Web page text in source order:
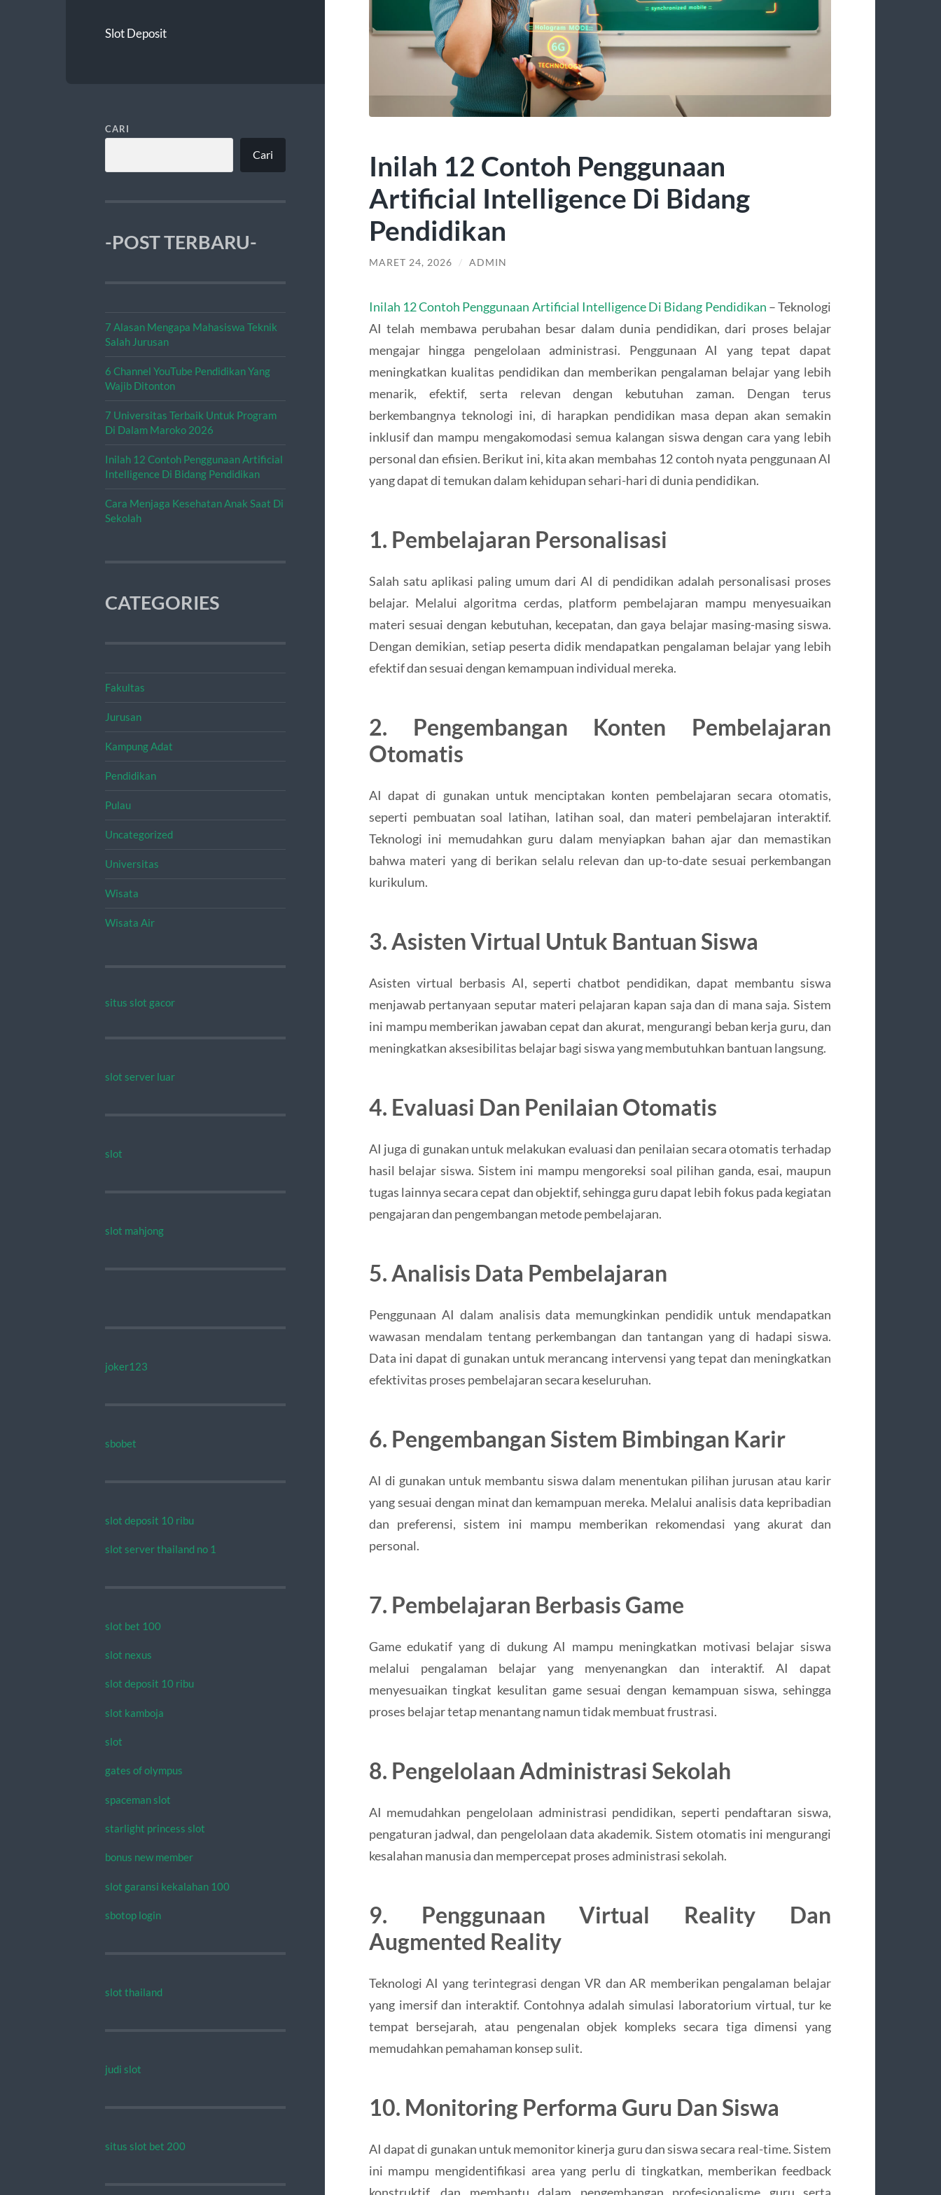
Slot Deposit
CARI
Cari
-POST TERBARU-
7 Alasan Mengapa Mahasiswa Teknik
Salah Jurusan
6 Channel YouTube Pendidikan Yang
Wajib Ditonton
7 Universitas Terbaik Untuk Program
Di Dalam Maroko 2026
Inilah 12 Contoh Penggunaan Artificial
Intelligence Di Bidang Pendidikan
Cara Menjaga Kesehatan Anak Saat Di
Sekolah
CATEGORIES
Fakultas
Jurusan
Kampung Adat
Pendidikan
Pulau
Uncategorized
Universitas
Wisata
Wisata Air
situs slot gacor
slot server luar
slot
slot mahjong
joker123
sbobet
slot deposit 10 ribu
slot server thailand no 1
slot bet 100
slot nexus
slot deposit 10 ribu
slot kamboja
slot
gates of olympus
spaceman slot
starlight princess slot
bonus new member
slot garansi kekalahan 100
sbotop login
slot thailand
judi slot
situs slot bet 200
Inilah 12 Contoh Penggunaan
Artificial Intelligence Di Bidang
Pendidikan
MARET 24, 2026 / ADMIN
Inilah 12 Contoh Penggunaan Artificial Intelligence Di Bidang Pendidikan – Teknologi
AI telah membawa perubahan besar dalam dunia pendidikan, dari proses belajar
mengajar hingga pengelolaan administrasi. Penggunaan AI yang tepat dapat
meningkatkan kualitas pendidikan dan memberikan pengalaman belajar yang lebih
menarik, efektif, serta relevan dengan kebutuhan zaman. Dengan terus
berkembangnya teknologi ini, di harapkan pendidikan masa depan akan semakin
inklusif dan mampu mengakomodasi semua kalangan siswa dengan cara yang lebih
personal dan efisien. Berikut ini, kita akan membahas 12 contoh nyata penggunaan AI
yang dapat di temukan dalam kehidupan sehari-hari di dunia pendidikan.
1. Pembelajaran Personalisasi
Salah satu aplikasi paling umum dari AI di pendidikan adalah personalisasi proses
belajar. Melalui algoritma cerdas, platform pembelajaran mampu menyesuaikan
materi sesuai dengan kebutuhan, kecepatan, dan gaya belajar masing-masing siswa.
Dengan demikian, setiap peserta didik mendapatkan pengalaman belajar yang lebih
efektif dan sesuai dengan kemampuan individual mereka.
2. Pengembangan Konten Pembelajaran
Otomatis
AI dapat di gunakan untuk menciptakan konten pembelajaran secara otomatis,
seperti pembuatan soal latihan, latihan soal, dan materi pembelajaran interaktif.
Teknologi ini memudahkan guru dalam menyiapkan bahan ajar dan memastikan
bahwa materi yang di berikan selalu relevan dan up-to-date sesuai perkembangan
kurikulum.
3. Asisten Virtual Untuk Bantuan Siswa
Asisten virtual berbasis AI, seperti chatbot pendidikan, dapat membantu siswa
menjawab pertanyaan seputar materi pelajaran kapan saja dan di mana saja. Sistem
ini mampu memberikan jawaban cepat dan akurat, mengurangi beban kerja guru, dan
meningkatkan aksesibilitas belajar bagi siswa yang membutuhkan bantuan langsung.
4. Evaluasi Dan Penilaian Otomatis
AI juga di gunakan untuk melakukan evaluasi dan penilaian secara otomatis terhadap
hasil belajar siswa. Sistem ini mampu mengoreksi soal pilihan ganda, esai, maupun
tugas lainnya secara cepat dan objektif, sehingga guru dapat lebih fokus pada kegiatan
pengajaran dan pengembangan metode pembelajaran.
5. Analisis Data Pembelajaran
Penggunaan AI dalam analisis data memungkinkan pendidik untuk mendapatkan
wawasan mendalam tentang perkembangan dan tantangan yang di hadapi siswa.
Data ini dapat di gunakan untuk merancang intervensi yang tepat dan meningkatkan
efektivitas proses pembelajaran secara keseluruhan.
6. Pengembangan Sistem Bimbingan Karir
AI di gunakan untuk membantu siswa dalam menentukan pilihan jurusan atau karir
yang sesuai dengan minat dan kemampuan mereka. Melalui analisis data kepribadian
dan preferensi, sistem ini mampu memberikan rekomendasi yang akurat dan
personal.
7. Pembelajaran Berbasis Game
Game edukatif yang di dukung AI mampu meningkatkan motivasi belajar siswa
melalui pengalaman belajar yang menyenangkan dan interaktif. AI dapat
menyesuaikan tingkat kesulitan game sesuai dengan kemampuan siswa, sehingga
proses belajar tetap menantang namun tidak membuat frustrasi.
8. Pengelolaan Administrasi Sekolah
AI memudahkan pengelolaan administrasi pendidikan, seperti pendaftaran siswa,
pengaturan jadwal, dan pengelolaan data akademik. Sistem otomatis ini mengurangi
kesalahan manusia dan mempercepat proses administrasi sekolah.
9. Penggunaan Virtual Reality Dan
Augmented Reality
Teknologi AI yang terintegrasi dengan VR dan AR memberikan pengalaman belajar
yang imersif dan interaktif. Contohnya adalah simulasi laboratorium virtual, tur ke
tempat bersejarah, atau pengenalan objek kompleks secara tiga dimensi yang
memudahkan pemahaman konsep sulit.
10. Monitoring Performa Guru Dan Siswa
AI dapat di gunakan untuk memonitor kinerja guru dan siswa secara real-time. Sistem
ini mampu mengidentifikasi area yang perlu di tingkatkan, memberikan feedback